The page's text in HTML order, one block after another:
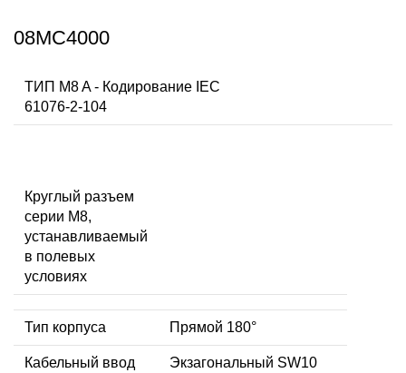
08MC4000
ТИП M8 A - Кодирование IEC
61076-2-104
Круглый разъем
серии M8,
устанавливаемый
в полевых
условиях
Тип корпуса Прямой 180°
Кабельный ввод Экзагональный SW10